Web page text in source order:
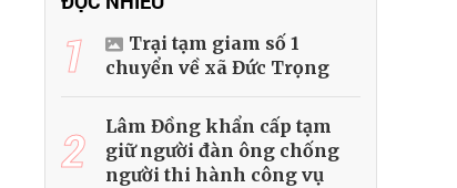
1
Trại tạm giam số 1
chuyển về xã Đức Trọng
2
Lâm Đồng khẩn cấp tạm
giữ người đàn ông chống
người thi hành công vụ